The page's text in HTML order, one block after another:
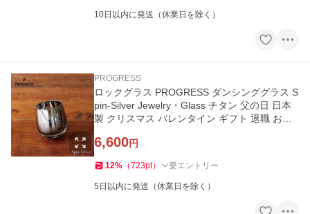
10日以内に発送（休業日を除く）
PROGRESS
ロックグラス PROGRESS ダンシンググラス S
pin-Silver Jewelry・Glass チタン 父の日 日本
製 クリスマス バレンタイン ギフト 退職 お餞
6,600円
12% （723pt） 要エントリー
5日以内に発送（休業日を除く）